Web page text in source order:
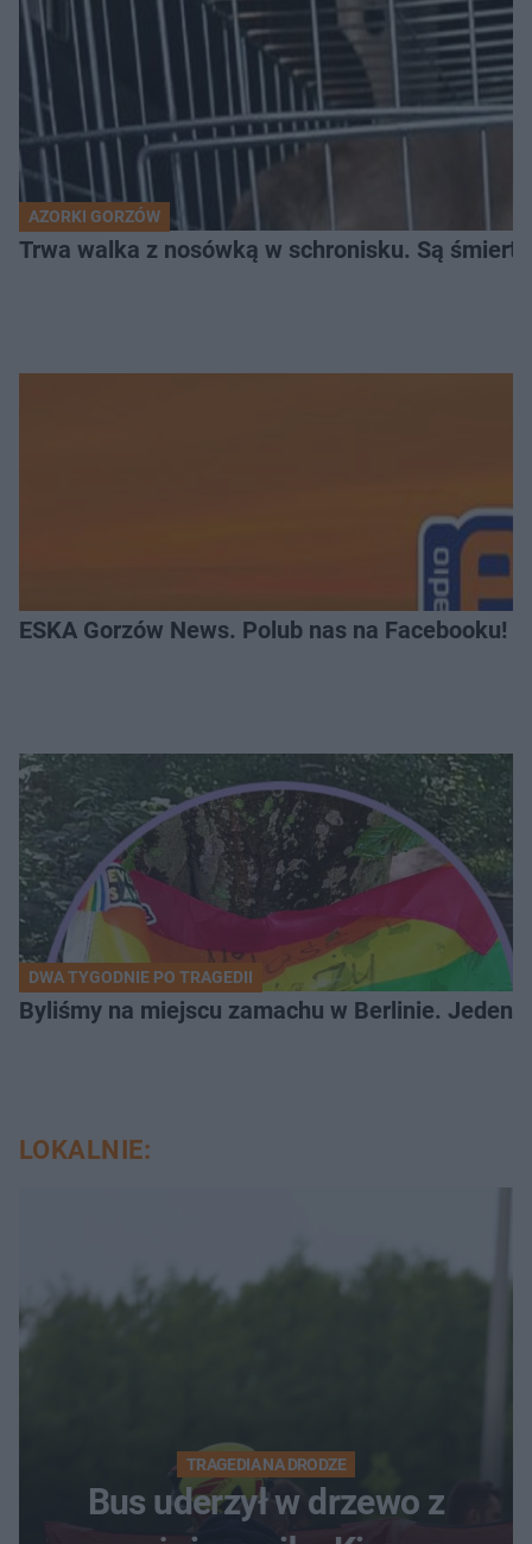
AZORKI GORZÓW
Trwa walka z nosówką w schronisku. Są
ESKA Gorzów News. Polub nas na Facebooku!
DWA TYGODNIE PO TRAGEDII
Byliśmy na miejscu zamachu w Berlinie. Jeden
LOKALNIE:
TRAGEDIA NA DRODZE
Bus uderzył w drzewo z